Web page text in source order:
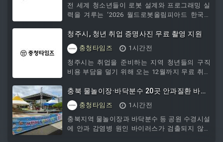
감상할 수 있으며 벌과 나비 등 수분매개곤충을
유인하는 대표적인 식물로도 알려져 있다.롤러스
며, 현재 7만여본의 숙근버베나와 분홍빛 가우라
가 함께 만개해 다채로운 여름 풍경을 연출하고
있다.이에 따라
전 세계 청소년들이 로봇 설계와 프로그래밍 실
력을 겨루는 ‘2026 월드로봇올림피아드 한국대
틀간 열리는 이번 대회에는 중국과 일본, 홍콩 등
7개국 41개 팀 200여명의 국제대표단과 전국
262개 팀이 참가한다.국내 참가 규모는 학생 656
명과 코치 262명, 학부모 약 900명 등 1800여 명
으로 국제대표단 포함해 2000여명이 청주를 찾
봇과 프로그래밍을 활용해 청소년들의 창의성과
문제해결 능력 등을 겨루는 대
청주시, 청년 취업 증명사진 무료 촬영 지원
충청타임즈
1시간전
청주시는 취업을 준비하는 지역 청년들의 구직
비용 부담을 덜기 위해 오는 12월까지 무료 취업
3일 청주시 청년센터 청년뜨락5959가 지역 사진
관인 김팔팔사진관과 체결한 업무협약에 따른 것
으로, 청주지역 청년을 대상으로 매월 10명씩 50
명을 지원한다.청주에 거주하는 19세 이상 39세
이하 청년이면 신청할 수 있으며, 청년뜨락5959
충북 물놀이장·바닥분수 20곳 안과질환 바이
러스 ‘불검출’
충청타임즈
1시간전
충북지역 물놀이장과 바닥분수 등 공원 수경시설
에 안과 감염병 원인 바이러스가 검출되지 않는